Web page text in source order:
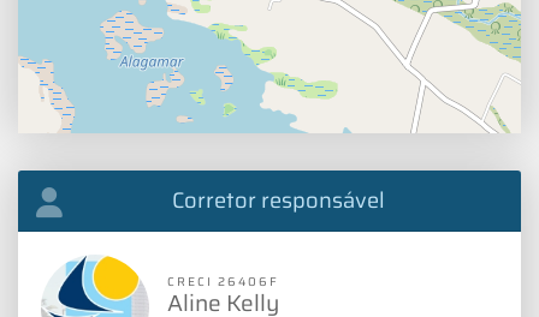
Corretor responsável
CRECI 26406F
Aline Kelly